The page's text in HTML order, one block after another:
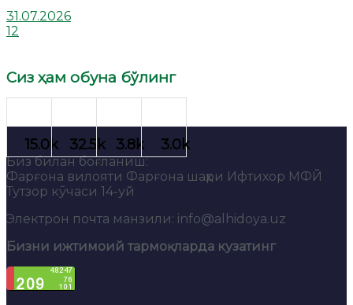
31.07.2026
12
Сиз ҳам обуна бўлинг
Биз билан боғланиш:
Фарғона вилояти Фарғона шаҳри Ифтихор МФЙ
Тутзор кўчаси 14-уй
Электрон почта манзили: info@alhidoya.uz
Бизни ижтимоий тармоқларда кузатинг